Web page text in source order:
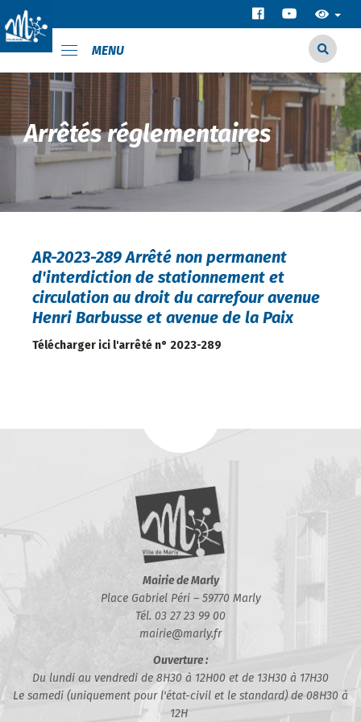
MENU
Arrêtés réglementaires
AR-2023-289 Arrêté non permanent
d'interdiction de stationnement et
circulation au droit du carrefour avenue
Henri Barbusse et avenue de la Paix
Télécharger ici l'arrêté n° 2023-289
Mairie de Marly
Place Gabriel Péri – 59770 Marly
Tél. 03 27 23 99 00
mairie@marly.fr
Ouverture :
Du lundi au vendredi de 8H30 à 12H00 et de 13H30 à 17H30
Le samedi (uniquement pour l'état-civil et le standard) de 08H30 à
12H